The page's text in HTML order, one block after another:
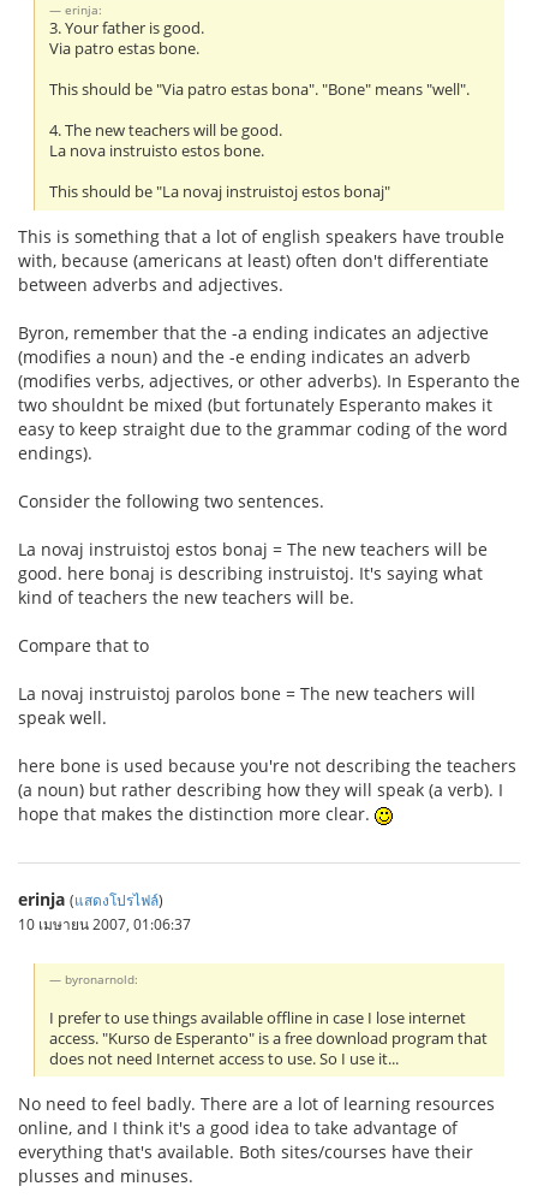
erinja:
3. Your father is good.
Via patro estas bone.
This should be "Via patro estas bona". "Bone" means "well".
4. The new teachers will be good.
La nova instruisto estos bone.
This should be "La novaj instruistoj estos bonaj"
This is something that a lot of english speakers have trouble
with, because (americans at least) often don't differentiate
between adverbs and adjectives.
Byron, remember that the -a ending indicates an adjective
(modifies a noun) and the -e ending indicates an adverb
(modifies verbs, adjectives, or other adverbs). In Esperanto the
two shouldnt be mixed (but fortunately Esperanto makes it
easy to keep straight due to the grammar coding of the word
endings).
Consider the following two sentences.
La novaj instruistoj estos bonaj = The new teachers will be
good. here bonaj is describing instruistoj. It's saying what
kind of teachers the new teachers will be.
Compare that to
La novaj instruistoj parolos bone = The new teachers will
speak well.
here bone is used because you're not describing the teachers
(a noun) but rather describing how they will speak (a verb). I
hope that makes the distinction more clear.
erinja (แสดงโปรไฟล์)
10 เมษายน 2007, 01:06:37
byronarnold:
I prefer to use things available offline in case I lose internet
access. "Kurso de Esperanto" is a free download program that
does not need Internet access to use. So I use it...
No need to feel badly. There are a lot of learning resources
online, and I think it's a good idea to take advantage of
everything that's available. Both sites/courses have their
plusses and minuses.